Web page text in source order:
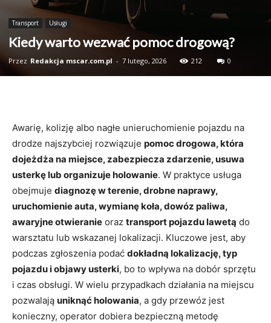
Transport Usługi
Kiedy warto wezwać pomoc drogową?
Przez Redakcja mscar.com.pl - 7 lutego, 2026 212 0
Awarię, kolizję albo nagłe unieruchomienie pojazdu na
drodze najszybciej rozwiązuje pomoc drogowa, która
dojeżdża na miejsce, zabezpiecza zdarzenie, usuwa
usterkę lub organizuje holowanie. W praktyce usługa
obejmuje diagnozę w terenie, drobne naprawy,
uruchomienie auta, wymianę koła, dowóz paliwa,
awaryjne otwieranie oraz transport pojazdu lawetą do
warsztatu lub wskazanej lokalizacji. Kluczowe jest, aby
podczas zgłoszenia podać dokładną lokalizację, typ
pojazdu i objawy usterki, bo to wpływa na dobór sprzętu
i czas obsługi. W wielu przypadkach działania na miejscu
pozwalają uniknąć holowania, a gdy przewóz jest
konieczny, operator dobiera bezpieczną metodę